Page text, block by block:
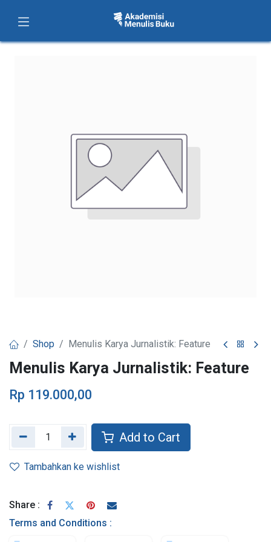
Shop Menulis Karya Jurnalistik: Feature
Menulis Karya Jurnalistik: Feature
Rp 119.000,00
Add to Cart
Tambahkan ke wishlist
Share :
Terms and Conditions :